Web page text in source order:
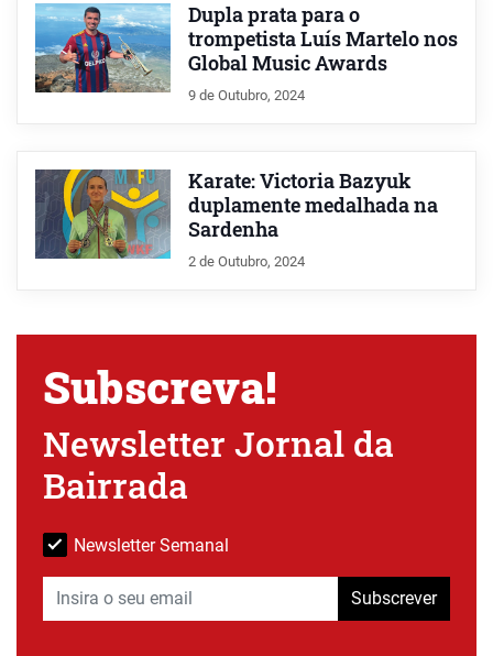
Dupla prata para o
trompetista Luís Martelo nos
Global Music Awards
9 de Outubro, 2024
Karate: Victoria Bazyuk
duplamente medalhada na
Sardenha
2 de Outubro, 2024
Subscreva!
Newsletter Jornal da
Bairrada
Newsletter Semanal
Subscrever